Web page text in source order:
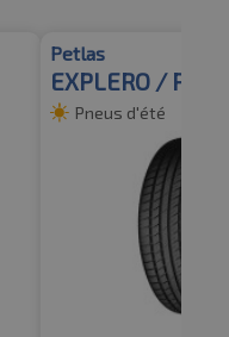
Petlas
EXPLERO /
Pneus d'été